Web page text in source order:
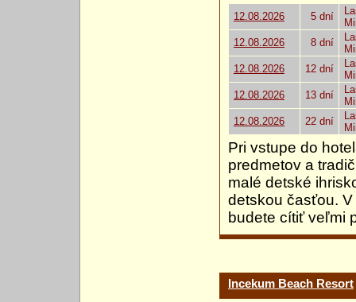
12.08.2026
5 dní
12.08.2026
8 dní
12.08.2026
12 dní
12.08.2026
13 dní
12.08.2026
22 dní
Pri vstupe do
predmetov a
malé detské
detskou časťou.
budete cítiť veľmi
Incekum Beach Resort